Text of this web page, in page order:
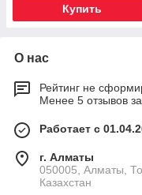
Купить
О нас
Рейтинг не
Менее 5 отзывов
Работает с
г. Алматы
050005, Алматы,
Казахстан